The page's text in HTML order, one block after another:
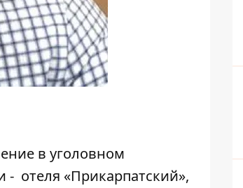
в уголовном
отеля «Прикарпатский»,